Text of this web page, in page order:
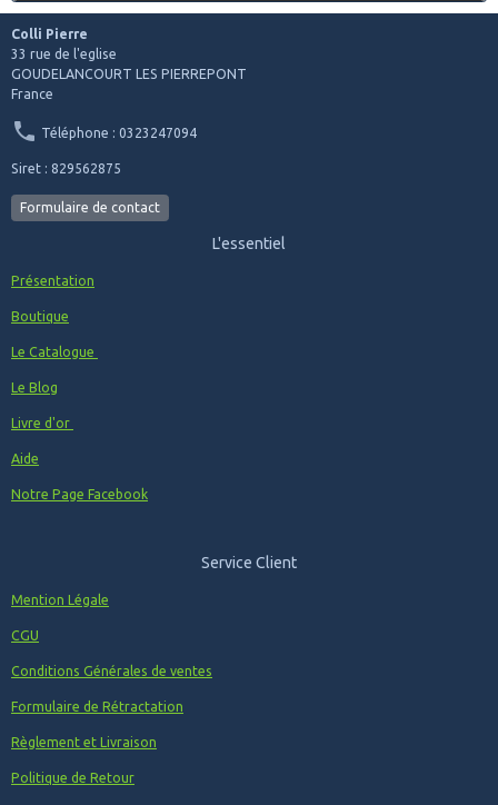
Colli Pierre
33 rue de l'eglise
GOUDELANCOURT LES PIERREPONT
France
Téléphone : 0323247094
Siret : 829562875
Formulaire de contact
L'essentiel
Présentation
Boutique
Le Catalogue
Le Blog
Livre d'or
Aide
Notre Page Facebook
Service Client
Mention Légale
CGU
Conditions Générales de ventes
Formulaire de Rétractation
Règlement et Livraison
Politique de Retour